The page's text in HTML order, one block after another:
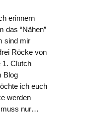
erinnern
das “Nähen”
sind mir
Röcke von
1. Clutch
Blog
ich euch
werden
muss nur…